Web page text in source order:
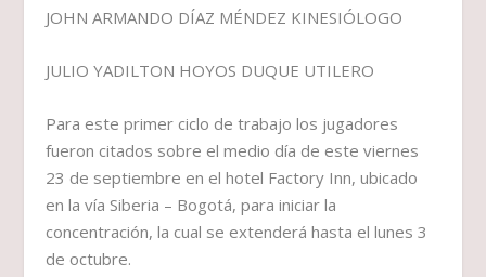
JOHN ARMANDO DÍAZ MÉNDEZ KINESIÓLOGO
JULIO YADILTON HOYOS DUQUE UTILERO
Para este primer ciclo de trabajo los jugadores
fueron citados sobre el medio día de este viernes
23 de septiembre en el hotel Factory Inn, ubicado
en la vía Siberia – Bogotá, para iniciar la
concentración, la cual se extenderá hasta el lunes 3
de octubre.